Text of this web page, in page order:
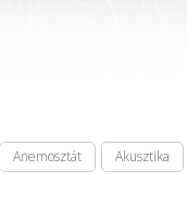
Anemosztát Akusztika